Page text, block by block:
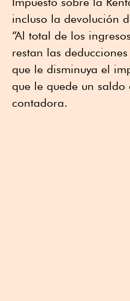
incluso la devolución
“Al total de los
restan las
que le disminuya el
que le quede un
contadora.